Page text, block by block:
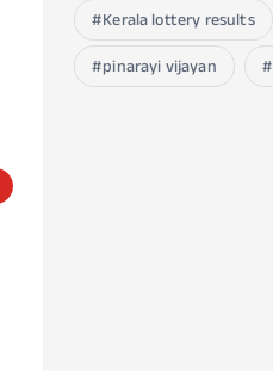
Kerala lottery results
pinarayi vijayan